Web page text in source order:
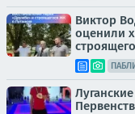
Виктор
оценили